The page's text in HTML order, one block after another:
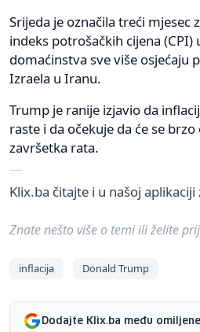
Srijeda je označila treći mjesec
indeks potrošačkih cijena (CPI)
domaćinstva sve više osjećaju
Izraela u Iranu.
Trump je ranije izjavio da
raste i da očekuje da će se
završetka rata.
Klix.ba čitajte i u našoj aplikaciji
Znate nešto više o temi ili želite
inflacija Donald Trump
Dodajte Klix.ba među